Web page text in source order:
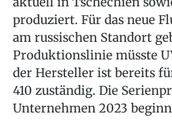
produziert. Für das neue
am russischen Standort
Produktionslinie müsste
der Hersteller ist bereits
410 zuständig. Die
Unternehmen 2023